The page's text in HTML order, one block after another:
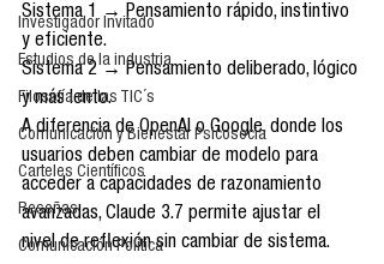
Investigador Invitado
Estudios de la industria
Filosofía de las TIC´s
Comunicación y Bienestar Psicosocia
Carteles Científicos
Reseñas
Comunicación Política
Sistema 1 → Pensamiento rápido, instintivo
y eficiente.
Sistema 2 → Pensamiento deliberado, lógico
y más lento.
A diferencia de OpenAI o Google, donde los
usuarios deben cambiar de modelo para
acceder a capacidades de razonamiento
avanzadas, Claude 3.7 permite ajustar el
nivel de reflexión sin cambiar de sistema.